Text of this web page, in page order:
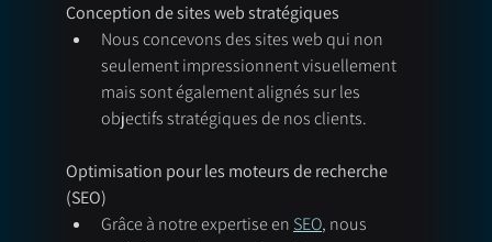
Conception de sites web stratégiques
Nous concevons des sites web qui non
seulement impressionnent visuellement
mais sont également alignés sur les
objectifs stratégiques de nos clients.
Optimisation pour les moteurs de recherche
(SEO)
Grâce à notre expertise en SEO, nous